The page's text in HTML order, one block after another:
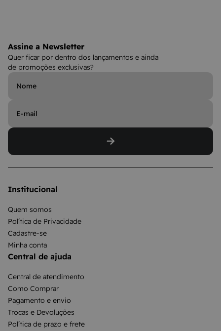
Assine a Newsletter
Quer ficar por dentro dos lançamentos e ainda
de promoções exclusivas?
Institucional
Quem somos
Política de Privacidade
Cadastre-se
Minha conta
Central de ajuda
Central de atendimento
Como Comprar
Pagamento e envio
Trocas e Devoluções
Política de prazo e frete